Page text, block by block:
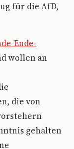
für die AfD,
Ende-
wollen an
die von
gehalten